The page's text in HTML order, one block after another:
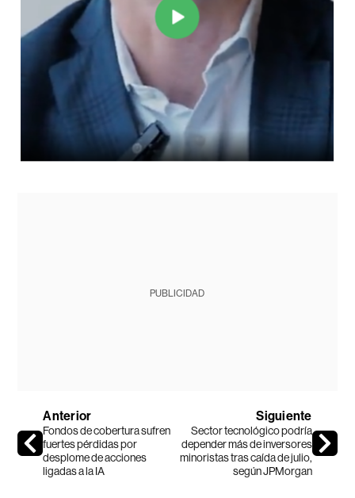
PUBLICIDAD
Anterior
Fondos de cobertura sufren
fuertes pérdidas por
desplome de acciones
ligadas a la IA
Siguiente
Sector tecnológico podría
depender más de inversores
minoristas tras caída de julio,
según JPMorgan